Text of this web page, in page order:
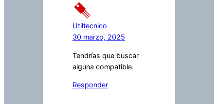
Utiltecnico
30 marzo, 2025
Tendrías que buscar
alguna compatible.
Responder